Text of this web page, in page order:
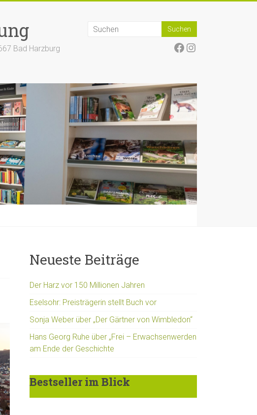
Bad Harzburg Facebook
Instagram
Neueste Beiträge
Der Harz vor 150 Millionen Jahren
Eselsohr: Preisträgerin stellt Buch vor
Sonja Weber über „Der Gärtner von Wimbledon“
Hans Georg Ruhe über „Frei – Erwachsenwerden
am Ende der Geschichte
Bestseller im Blick